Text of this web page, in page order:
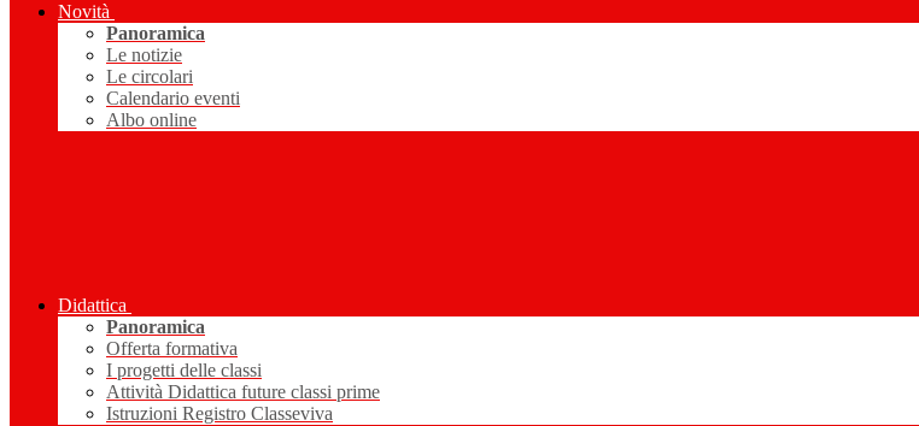
Novità
Panoramica
Le notizie
Le circolari
Calendario eventi
Albo online
Didattica
Panoramica
Offerta formativa
I progetti delle classi
Attività Didattica future classi prime
Istruzioni Registro Classeviva